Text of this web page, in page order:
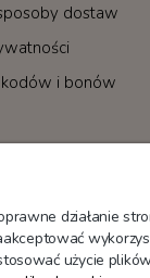
dostaw
i bonów
działanie
użycie